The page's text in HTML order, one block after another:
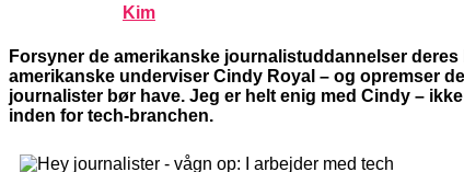
Kim
Forsyner de amerikanske journalistuddannelser
amerikanske underviser Cindy Royal – og opremser
journalister bør have. Jeg er helt enig med Cindy –
inden for tech-branchen.